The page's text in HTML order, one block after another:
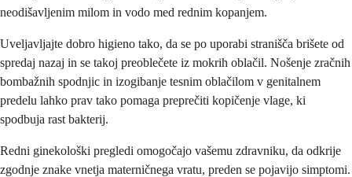
neodišavljenim milom in vodo med rednim kopanjem.
Uveljavljajte dobro higieno tako, da se po uporabi stranišča brišete od
spredaj nazaj in se takoj preoblečete iz mokrih oblačil. Nošenje zračnih
bombažnih spodnjic in izogibanje tesnim oblačilom v genitalnem
predelu lahko prav tako pomaga preprečiti kopičenje vlage, ki
spodbuja rast bakterij.
Redni ginekološki pregledi omogočajo vašemu zdravniku, da odkrije
zgodnje znake vnetja materničnega vratu, preden se pojavijo simptomi.